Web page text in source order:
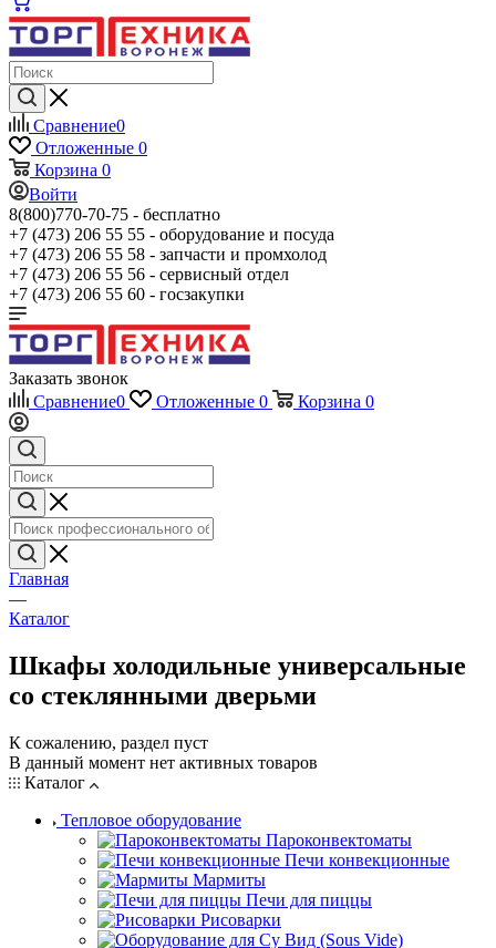
Сравнение0
Отложенные 0
Корзина 0
Войти
8(800)770-70-75 - бесплатно
+7 (473) 206 55 55 - оборудование и посуда
+7 (473) 206 55 58 - запчасти и промхолод
+7 (473) 206 55 56 - сервисный отдел
+7 (473) 206 55 60 - госзакупки
Заказать звонок
Сравнение0 Отложенные 0 Корзина 0
Главная
—
Каталог
Шкафы холодильные универсальные
со стеклянными дверьми
К сожалению, раздел пуст
В данный момент нет активных товаров
Каталог
Тепловое оборудование
Пароконвектоматы
Печи конвекционные
Мармиты
Печи для пиццы
Рисоварки